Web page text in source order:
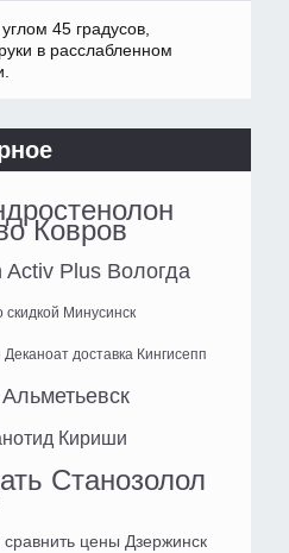
45 градусов,
в расслабленном
Ковров
Activ Plus Вологда
скидкой Минусинск
доставка Кингисепп
Кириши
Станозолол
цены Дзержинск